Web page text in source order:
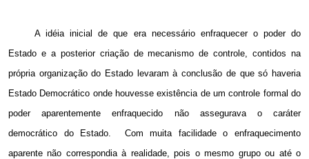
A idéia inicial de que era necessário enfraquecer o poder do
Estado e a posterior criação de mecanismo de controle, contidos na
própria organização do Estado levaram à conclusão de que só haveria
Estado Democrático onde houvesse existência de um controle formal do
poder aparentemente enfraquecido não assegurava o caráter
democrático do Estado.
Com muita facilidade o enfraquecimento
aparente não correspondia à realidade, pois o mesmo grupo ou até o